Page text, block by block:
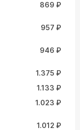
869 ₽
957 ₽
946 ₽
1.375 ₽
1.133 ₽
1.023 ₽
1.012 ₽